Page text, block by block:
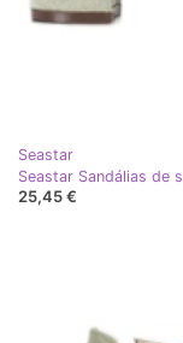
Seastar
Seastar Sandálias de
25,45 €